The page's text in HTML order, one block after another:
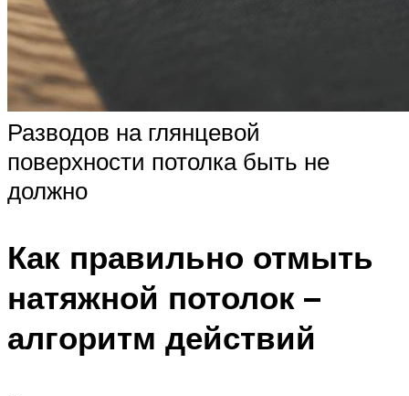
Разводов на глянцевой
поверхности потолка быть не
должно
Как правильно отмыть
натяжной потолок –
алгоритм действий